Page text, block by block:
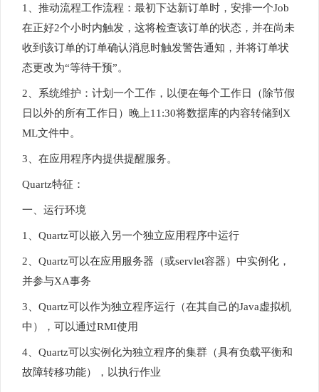
1、推动流程工作流程：最初下达新订单时，安排一个Job
在正好2个小时内触发，这将检查该订单的状态，并在尚未
收到该订单的订单确认消息时触发警告通知，并将订单状
态更改为“等待干预”。
2、系统维护：计划一个工作，以便在每个工作日（除节假
日以外的所有工作日）晚上11:30将数据库的内容转储到X
ML文件中。
3、在应用程序内提供提醒服务。
Quartz特征：
一、运行环境
1、Quartz可以嵌入另一个独立应用程序中运行
2、Quartz可以在应用服务器（或servlet容器）中实例化，
并参与XA事务
3、Quartz可以作为独立程序运行（在其自己的Java虚拟机
中），可以通过RMI使用
4、Quartz可以实例化为独立程序的集群（具有负载平衡和
故障转移功能），以执行作业